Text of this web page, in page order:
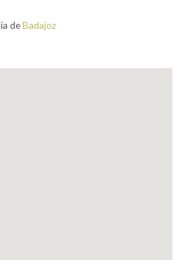
deBadajoz